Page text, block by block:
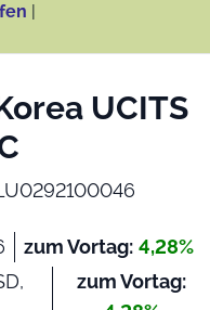
|
UCITS
zum Vortag: 4,28%
zum Vortag: